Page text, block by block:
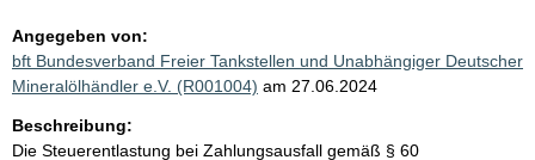
Angegeben von:
bft Bundesverband Freier Tankstellen und Unabhängiger Deutscher
Mineralölhändler e.V. (R001004) am 27.06.2024
Beschreibung:
Die Steuerentlastung bei Zahlungsausfall gemäß § 60